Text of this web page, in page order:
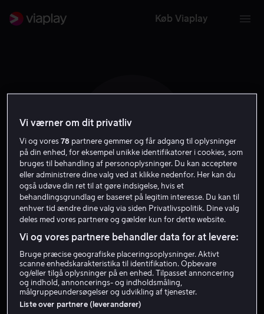
Køb Viaplay
P S
Peter Strickland
Instruktør
Vi værner om dit privatliv
Vi og vores78 partnere gemmer og får adgang til oplysninger
på din enhed, for eksempel unikke identifikatorer i cookies, som
bruges til behandling af personoplysninger. Du kan acceptere
eller administrere dine valg ved at klikke nedenfor. Her kan du
også udøve din ret til at gøre indsigelse, hvis et
behandlingsgrundlag er baseret på legitim interesse. Du kan til
enhver tid ændre dine valg via siden Privatlivspolitik. Dine valg
deles med vores partnere og gælder kun for dette website.
Vi og vores partnere behandler data for at levere:
Bruge præcise geografiske placeringsoplysninger. Aktivt
scanne enhedskarakteristika til identifikation. Opbevare
og/eller tilgå oplysninger på en enhed. Tilpasset annoncering
og indhold, annoncerings- og indholdsmåling,
målgruppeundersøgelser og udvikling af tjenester.
Liste over partnere (leverandører)